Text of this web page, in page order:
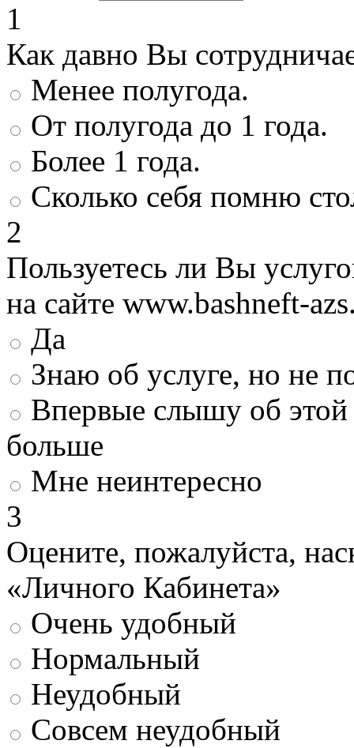
1
Как давно Вы
Менее полугода.
От полугода до 1 года.
Более 1 года.
Сколько себя помню
2
Пользуетесь ли Вы
на сайте www.bashneft-
Да
Знаю об услуге, но не
Впервые слышу об этой
больше
Мне неинтересно
3
Оцените, пожалуйста,
«Личного Кабинета»
Очень удобный
Нормальный
Неудобный
Совсем неудобный